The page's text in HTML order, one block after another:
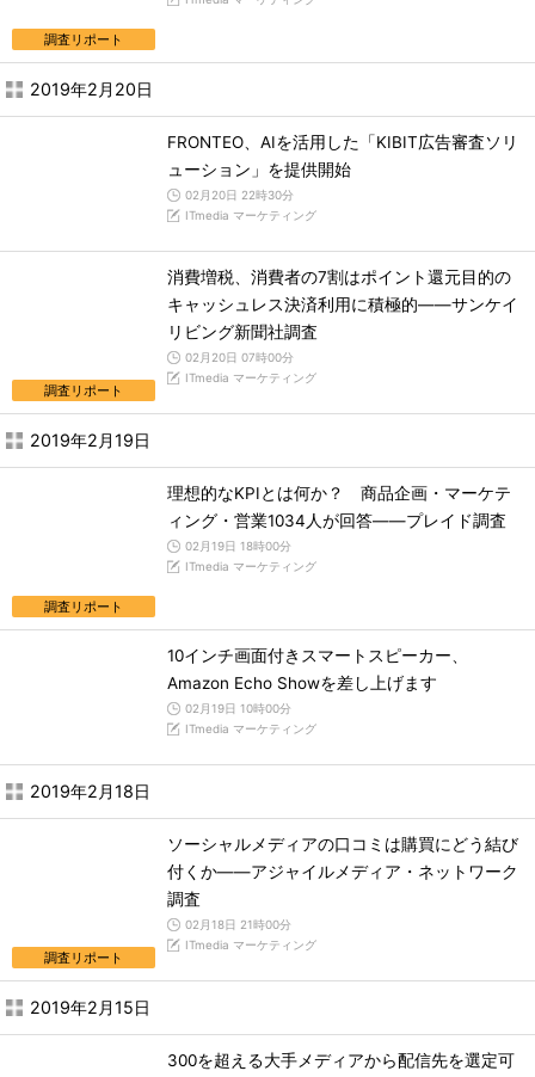
調査リポート
2019年2月20日
FRONTEO、AIを活用した「KIBIT広告審査ソリ
ューション」を提供開始
02月20日 22時30分
ITmedia マーケティング
調査リポート
消費増税、消費者の7割はポイント還元目的の
キャッシュレス決済利用に積極的――サンケイ
リビング新聞社調査
02月20日 07時00分
ITmedia マーケティング
2019年2月19日
調査リポート
理想的なKPIとは何か？ 商品企画・マーケテ
ィング・営業1034人が回答――プレイド調査
02月19日 18時00分
ITmedia マーケティング
10インチ画面付きスマートスピーカー、
Amazon Echo Showを差し上げます
02月19日 10時00分
ITmedia マーケティング
2019年2月18日
調査リポート
ソーシャルメディアの口コミは購買にどう結び
付くか――アジャイルメディア・ネットワーク
調査
02月18日 21時00分
ITmedia マーケティング
2019年2月15日
300を超える大手メディアから配信先を選定可